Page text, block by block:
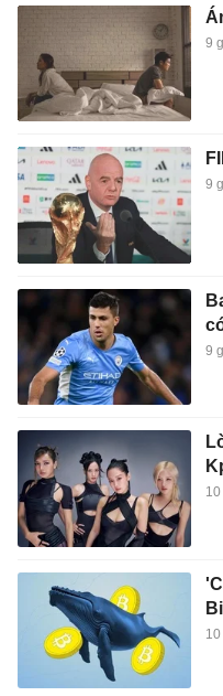
9
9
9